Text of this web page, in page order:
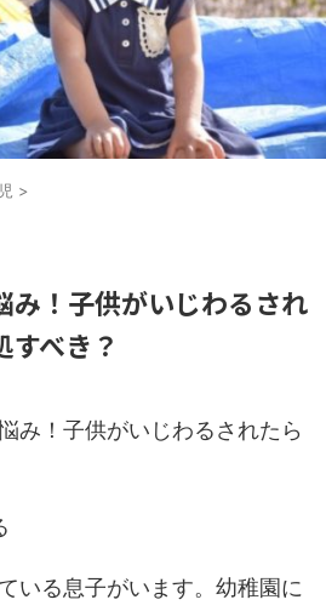
>
み！子供がいじわるされ
すべき？
み！子供がいじわるされたら
いる息子がいます。幼稚園に